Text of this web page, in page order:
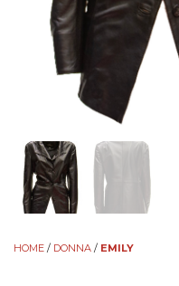
HOME / DONNA / EMILY